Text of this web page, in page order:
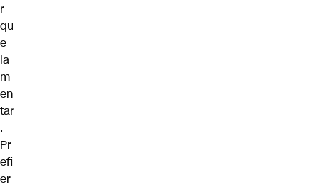
r
qu
e
la
m
en
tar
.
Pr
efi
er